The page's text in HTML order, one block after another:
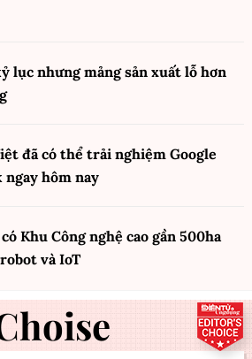
lục nhưng mảng sản xuất lỗ hơn
đã có thể trải nghiệm Google
hôm nay
Khu Công nghệ cao gần 500ha
và IoT